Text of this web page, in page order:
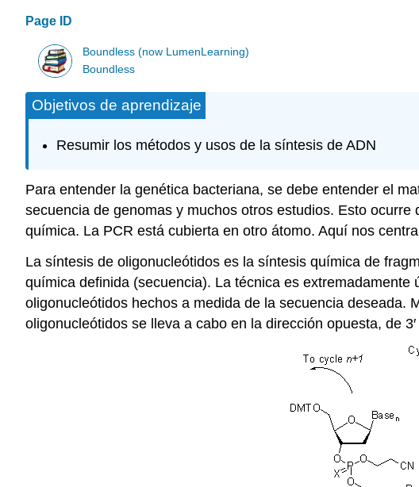
Page ID
Boundless (now LumenLearning)
Boundless
Objetivos de aprendizaje
Resumir los métodos y usos de la síntesis de ADN
Para entender la genética bacteriana, se debe entender el
secuencia de genomas y muchos otros estudios. Esto
química. La PCR está cubierta en otro átomo. Aquí nos
La síntesis de oligonucleótidos es la síntesis química de
química definida (secuencia). La técnica es
oligonucleótidos hechos a medida de la secuencia deseada.
oligonucleótidos se lleva a cabo en la dirección opuesta, de 3′